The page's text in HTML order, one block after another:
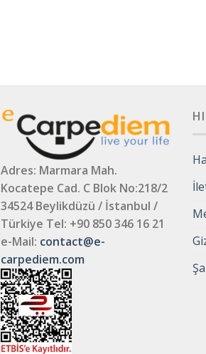
Adres: Marmara Mah.
Kocatepe Cad. C Blok No:218/2
34524 Beylikdüzü / İstanbul /
Türkiye Tel: +90 850 346 16 21
e-Mail: contact@e-
carpediem.com